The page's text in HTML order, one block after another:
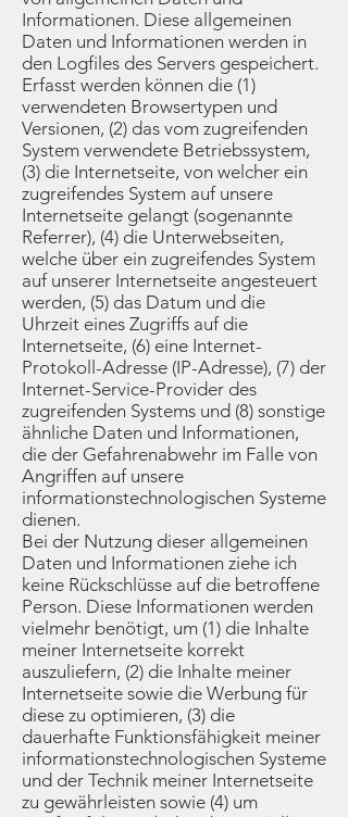
Informationen. Diese allgemeinen
Daten und Informationen werden in
den Logfiles des Servers gespeichert.
Erfasst werden können die (1)
verwendeten Browsertypen und
Versionen, (2) das vom zugreifenden
System verwendete Betriebssystem,
(3) die Internetseite, von welcher ein
zugreifendes System auf unsere
Internetseite gelangt (sogenannte
Referrer), (4) die Unterwebseiten,
welche über ein zugreifendes System
auf unserer Internetseite angesteuert
werden, (5) das Datum und die
Uhrzeit eines Zugriffs auf die
Internetseite, (6) eine Internet-
Protokoll-Adresse (IP-Adresse), (7) der
Internet-Service-Provider des
zugreifenden Systems und (8) sonstige
ähnliche Daten und Informationen,
die der Gefahrenabwehr im Falle von
Angriffen auf unsere
informationstechnologischen Systeme
dienen.
Bei der Nutzung dieser allgemeinen
Daten und Informationen ziehe ich
keine Rückschlüsse auf die betroffene
Person. Diese Informationen werden
vielmehr benötigt, um (1) die Inhalte
meiner Internetseite korrekt
auszuliefern, (2) die Inhalte meiner
Internetseite sowie die Werbung für
diese zu optimieren, (3) die
dauerhafte Funktionsfähigkeit meiner
informationstechnologischen Systeme
und der Technik meiner Internetseite
zu gewährleisten sowie (4) um